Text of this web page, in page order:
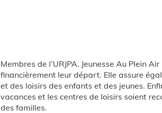
Membres de l’URJPA. Jeunesse Au Plein
financièrement leur départ. Elle assure
et des loisirs des enfants et des jeunes.
vacances et les centres de loisirs soient
des familles.